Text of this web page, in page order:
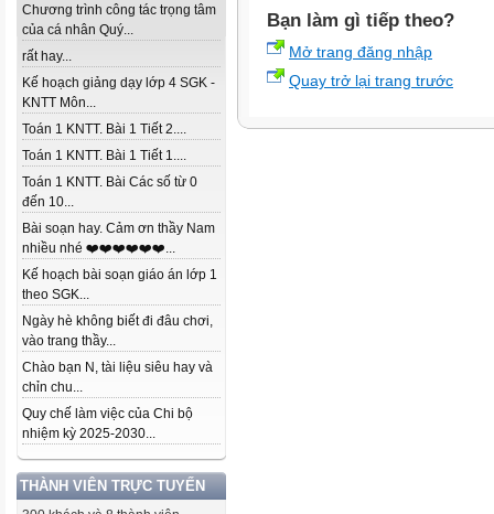
Chương trình công tác trọng tâm
của cá nhân Quý...
rất hay...
Kế hoạch giảng dạy lớp 4 SGK -
KNTT Môn...
Toán 1 KNTT. Bài 1 Tiết 2....
Toán 1 KNTT. Bài 1 Tiết 1....
Toán 1 KNTT. Bài Các số từ 0
đến 10...
Bài soạn hay. Cảm ơn thầy Nam
nhiều nhé ❤️❤️❤️❤️❤️❤️...
Kế hoạch bài soạn giáo án lớp 1
theo SGK...
Ngày hè không biết đi đâu chơi,
vào trang thầy...
Chào bạn N, tài liệu siêu hay và
chỉn chu...
Quy chế làm việc của Chi bộ
nhiệm kỳ 2025-2030...
THÀNH VIÊN TRỰC TUYẾN
Bạn làm gì tiếp theo?
Mở trang đăng nhập
Quay trở lại trang trước